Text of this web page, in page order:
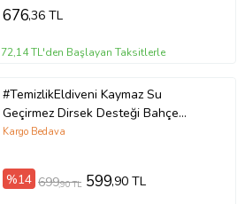
676,36 TL
72,14 TL'den Başlayan Taksitlerle
#TemizlikEldiveni Kaymaz Su
Geçirmez Dirsek Desteği Bahçe
Bakım Bulaşık Temizlik Uzun Eldiven
Kargo Bedava
%14 699,90 TL 599,90 TL